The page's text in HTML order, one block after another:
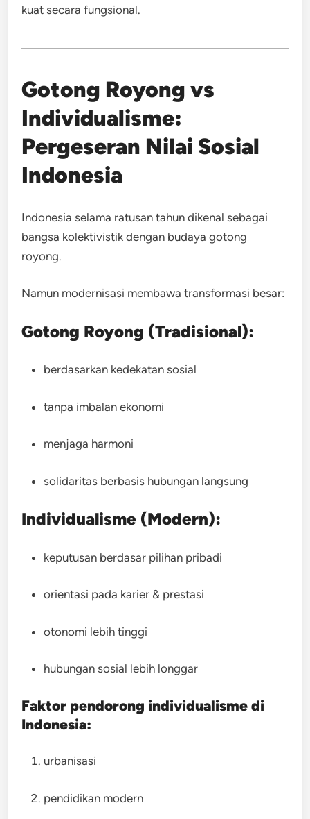
kuat secara fungsional.
Gotong Royong vs
Individualisme:
Pergeseran Nilai Sosial
Indonesia
Indonesia selama ratusan tahun dikenal sebagai
bangsa kolektivistik dengan budaya gotong
royong.
Namun modernisasi membawa transformasi besar:
Gotong Royong (Tradisional):
berdasarkan kedekatan sosial
tanpa imbalan ekonomi
menjaga harmoni
solidaritas berbasis hubungan langsung
Individualisme (Modern):
keputusan berdasar pilihan pribadi
orientasi pada karier & prestasi
otonomi lebih tinggi
hubungan sosial lebih longgar
Faktor pendorong individualisme di
Indonesia:
urbanisasi
pendidikan modern